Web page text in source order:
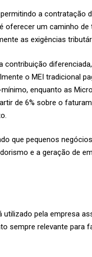
a contratação
oferecer um caminho
as exigências
contribuição
o MEI tradicional
enquanto as
de 6% sobre o
que pequenos
e a geração de
pela empresa
sempre relevante para